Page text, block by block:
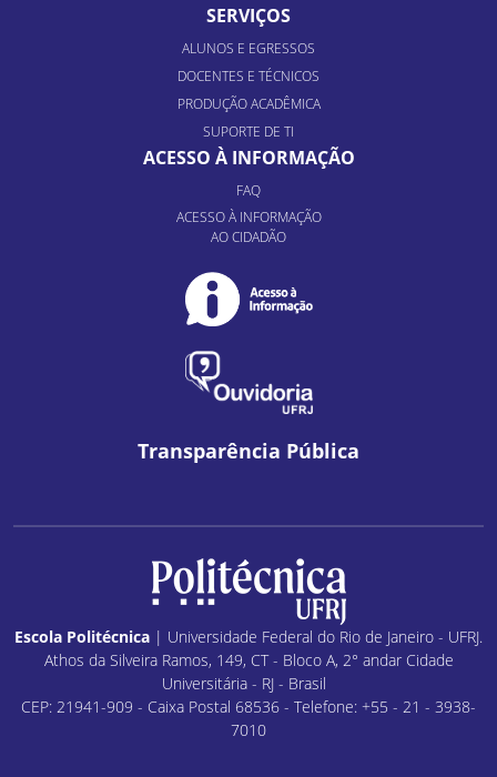
SERVIÇOS
ALUNOS E EGRESSOS
DOCENTES E TÉCNICOS
PRODUÇÃO ACADÊMICA
SUPORTE DE TI
ACESSO À INFORMAÇÃO
FAQ
ACESSO À INFORMAÇÃO
AO CIDADÃO
Transparência Pública
Escola Politécnica | Universidade Federal do Rio de Janeiro - UFRJ.
Athos da Silveira Ramos, 149, CT - Bloco A, 2° andar Cidade
Universitária - RJ - Brasil
CEP: 21941-909 - Caixa Postal 68536 - Telefone: +55 - 21 - 3938-
7010